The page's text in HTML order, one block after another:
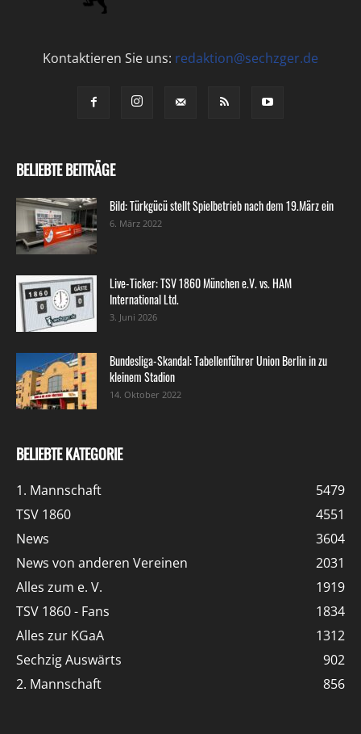
Kontaktieren Sie uns: redaktion@sechzger.de
BELIEBTE BEITRÄGE
Bild: Türkgücü stellt Spielbetrieb nach dem 19.März ein
6. März 2022
Live-Ticker: TSV 1860 München e.V. vs. HAM
International Ltd.
3. Juni 2026
Bundesliga-Skandal: Tabellenführer Union Berlin in zu
kleinem Stadion
14. Oktober 2022
BELIEBTE KATEGORIE
1. Mannschaft
5479
TSV 1860
4551
News
3604
News von anderen Vereinen
2031
Alles zum e. V.
1919
TSV 1860 - Fans
1834
Alles zur KGaA
1312
Sechzig Auswärts
902
2. Mannschaft
856